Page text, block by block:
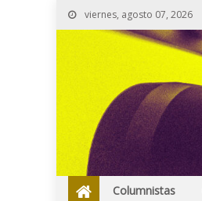
viernes, agosto 07, 2026
Columnistas